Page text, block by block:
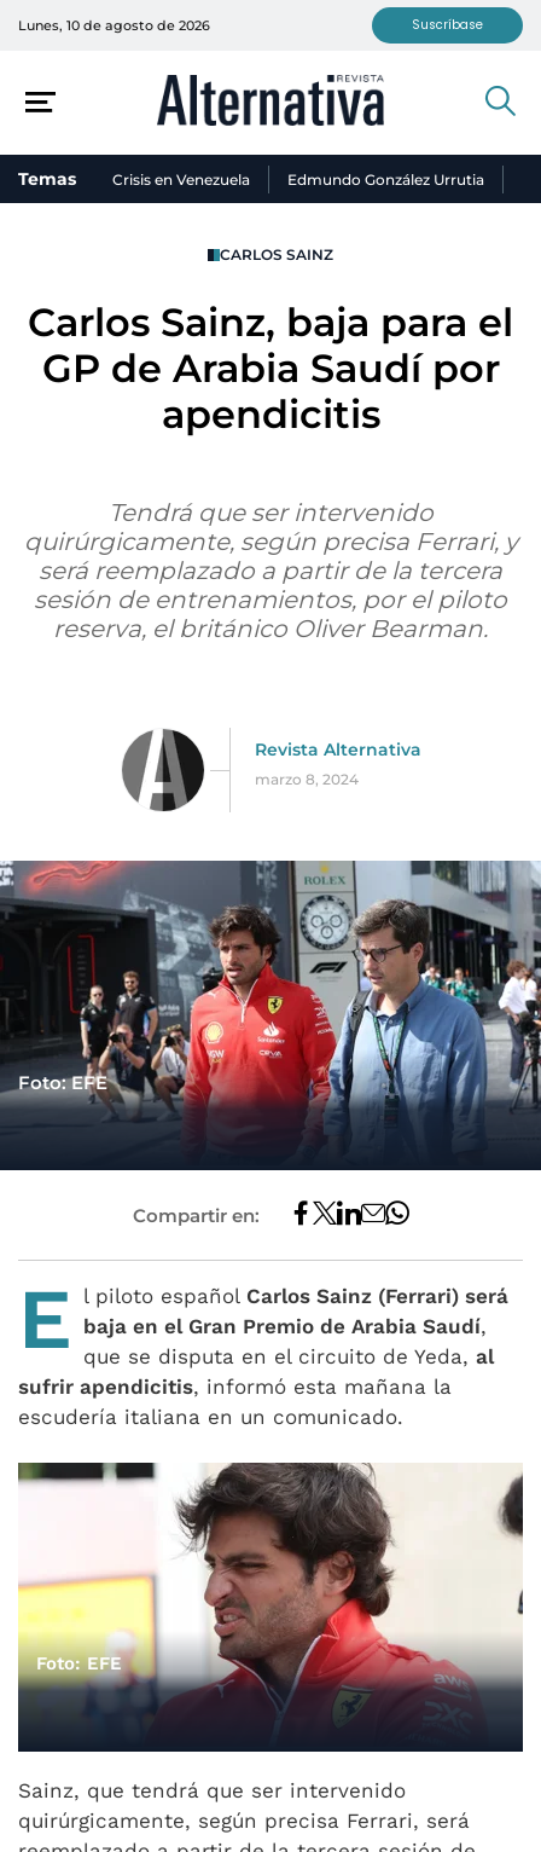
Lunes, 10 de agosto de 2026 Suscríbase
Temas Crisis en Venezuela Edmundo González Urrutia
CARLOS SAINZ
Carlos Sainz, baja para el
GP de Arabia Saudí por
apendicitis
Tendrá que ser intervenido
quirúrgicamente, según precisa Ferrari, y
será reemplazado a partir de la tercera
sesión de entrenamientos, por el piloto
reserva, el británico Oliver Bearman.
Revista Alternativa
marzo 8, 2024
Foto: EFE
Compartir en:
E l piloto español Carlos Sainz (Ferrari) será
baja en el Gran Premio de Arabia Saudí,
que se disputa en el circuito de Yeda, al
sufrir apendicitis, informó esta mañana la
escudería italiana en un comunicado.
Foto: EFE
Sainz, que tendrá que ser intervenido
quirúrgicamente, según precisa Ferrari, será